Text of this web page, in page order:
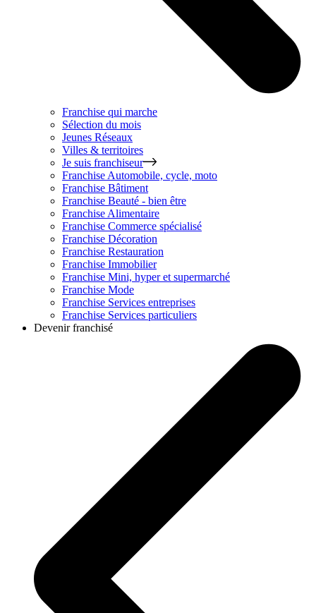
Franchise qui marche
Sélection du mois
Jeunes Réseaux
Villes & territoires
Je suis franchiseur
Franchise Automobile, cycle, moto
Franchise Bâtiment
Franchise Beauté - bien être
Franchise Alimentaire
Franchise Commerce spécialisé
Franchise Décoration
Franchise Restauration
Franchise Immobilier
Franchise Mini, hyper et supermarché
Franchise Mode
Franchise Services entreprises
Franchise Services particuliers
Devenir franchisé